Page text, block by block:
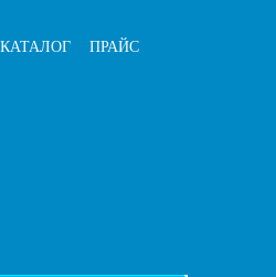
КАТАЛОГ ПРАЙС